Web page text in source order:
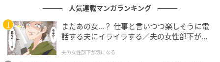
今年も変わらず静かなこどもの日を過ごそうとしてい
たのに、IUお姉さんのおかげで本当に感動的で衝撃的
なこどもの日になった。どうしてこんな人がいるの
人気連載マンガランキング
またあの女…？ 仕事と言いつつ楽しそうに電
話する夫にイライラする／夫の女性部下が気
夫の女性部下が気になる